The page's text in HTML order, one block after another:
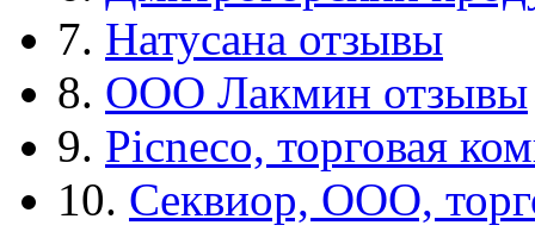
7. Натусана отзывы
8. ООО Лакмин отзывы
9. Picneco, торговая
10. Секвиор, ООО,